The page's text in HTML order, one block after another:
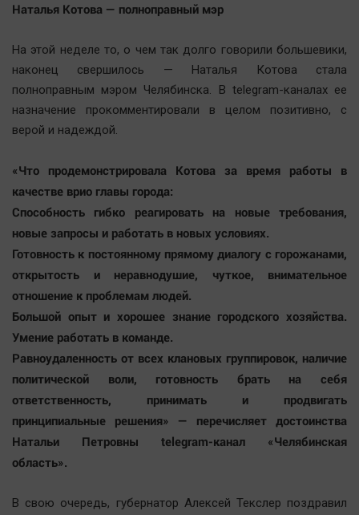
Наталья Котова — полноправный мэр
На этой неделе то, о чем так долго говорили большевики,
наконец свершилось — Наталья Котова стала
полноправным мэром Челябинска. В telegram-каналах ее
назначение прокомментировали в целом позитивно, с
верой и надеждой.
«Что продемонстрировала Котова за время работы в
качестве врио главы города:
Способность гибко реагировать на новые требования,
новые запросы и работать в новых условиях.
Готовность к постоянному прямому диалогу с горожанами,
открытость и неравнодушие, чуткое, внимательное
отношение к проблемам людей.
Большой опыт и хорошее знание городского хозяйства.
Умение работать в команде.
Равноудаленность от всех клановых группировок, наличие
политической воли, готовность брать на себя
ответственность, принимать и продвигать
принципиальные решения» — перечисляет достоинства
Натальи Петровны telegram-канал «Челябинская
область».
В свою очередь, губернатор Алексей Текслер поздравил